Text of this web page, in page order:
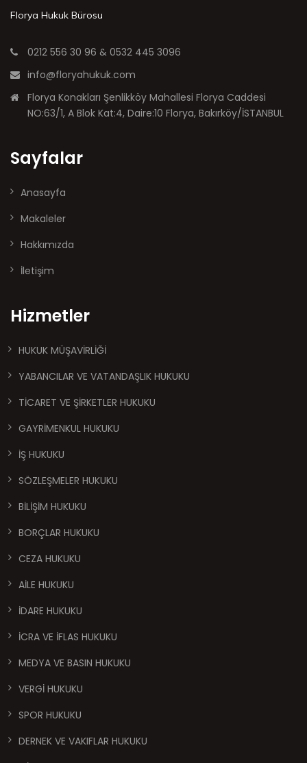
Florya Hukuk Bürosu
0212 556 30 96 & 0532 445 3096
info@floryahukuk.com
Florya Konakları Şenlikköy Mahallesi Florya Caddesi
NO:63/1, A Blok Kat:4, Daire:10 Florya, Bakırköy/İSTANBUL
Sayfalar
Anasayfa
Makaleler
Hakkımızda
İletişim
Hizmetler
HUKUK MÜŞAVİRLİĞİ
YABANCILAR VE VATANDAŞLIK HUKUKU
TİCARET VE ŞİRKETLER HUKUKU
GAYRİMENKUL HUKUKU
İŞ HUKUKU
SÖZLEŞMELER HUKUKU
BİLİŞİM HUKUKU
BORÇLAR HUKUKU
CEZA HUKUKU
AİLE HUKUKU
İDARE HUKUKU
İCRA VE İFLAS HUKUKU
MEDYA VE BASIN HUKUKU
VERGİ HUKUKU
SPOR HUKUKU
DERNEK VE VAKIFLAR HUKUKU